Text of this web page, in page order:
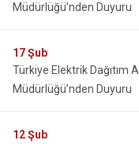
Müdürlüğü’nden Duyuru
17Şub
Türkiye Elektrik Dağıtım
Müdürlüğü’nden Duyuru
12Şub